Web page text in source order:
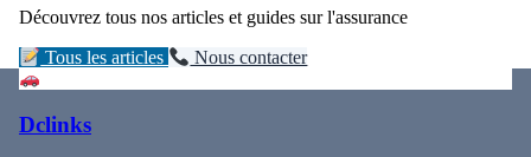
Découvrez tous nos articles et guides sur l'assurance
Tous les articles Nous contacter
Dclinks